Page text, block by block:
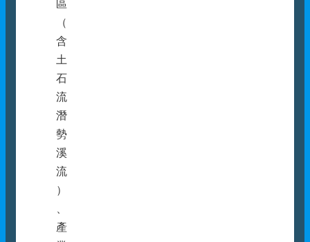
區
（
含
土
石
流
潛
勢
溪
流
）
產